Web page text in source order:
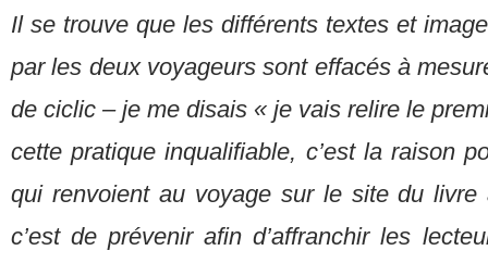
Il se trouve que les différents textes et
par les deux voyageurs sont effacés à
de ciclic – je me disais « je vais relire le
cette pratique inqualifiable, c’est la raison
qui renvoient au voyage sur le site du
c’est de prévenir afin d’affranchir les